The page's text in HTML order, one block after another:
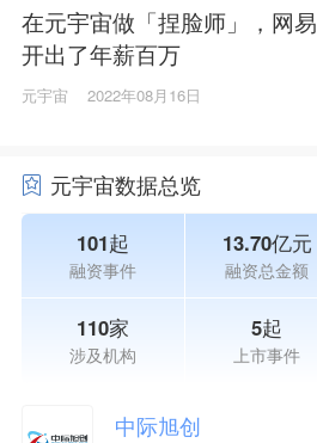
在元宇宙做「捏脸师」，网易
开出了年薪百万
元宇宙 2022年08月16日
元宇宙数据总览
101起
融资事件
13.70亿元
融资总金额
110家
涉及机构
5起
上市事件
中际旭创